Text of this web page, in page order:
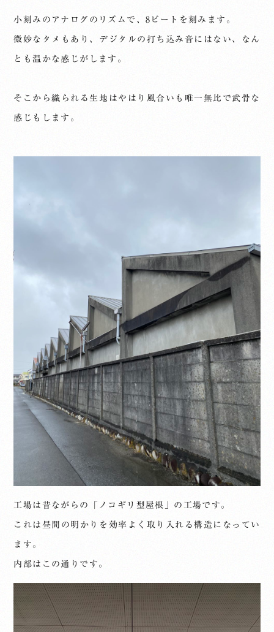
小刻みのアナログのリズムで、8ビートを刻みます。
微妙なタメもあり、デジタルの打ち込み音にはない、なん
とも温かな感じがします。
そこから織られる生地はやはり風合いも唯一無比で武骨な
感じもします。
工場は昔ながらの「ノコギリ型屋根」の工場です。
これは昼間の明かりを効率よく取り入れる構造になってい
ます。
内部はこの通りです。